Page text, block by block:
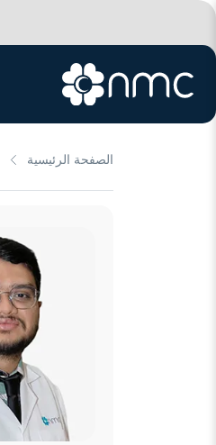
الصفحة الرئيسية